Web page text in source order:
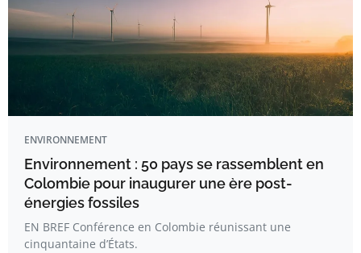
ENVIRONNEMENT
Environnement : 50 pays se rassemblent en
Colombie pour inaugurer une ère post-
énergies fossiles
EN BREF Conférence en Colombie réunissant une
cinquantaine d’États.